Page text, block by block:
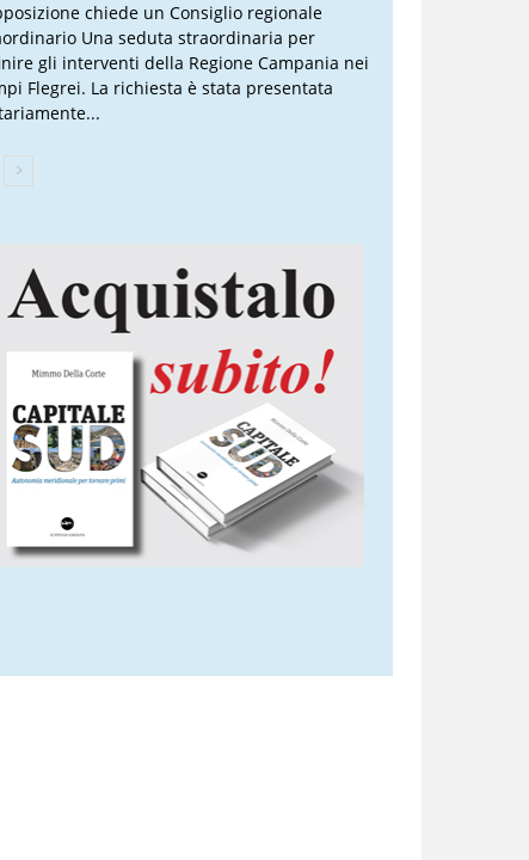
chiede un Consiglio regionale
Una seduta straordinaria per
gli interventi della Regione Campania nei
Flegrei. La richiesta è stata presentata